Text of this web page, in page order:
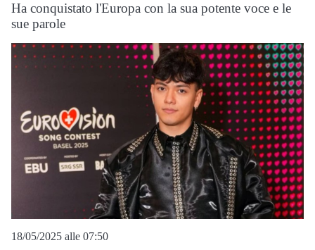
Ha conquistato l'Europa con la sua potente voce e le
sue parole
18/05/2025 alle 07:50